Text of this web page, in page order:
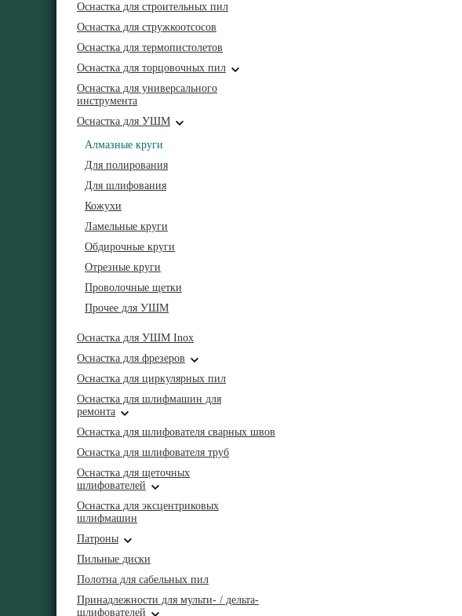
Оснастка для строительных пил
Оснастка для стружкоотсосов
Оснастка для термопистолетов
Оснастка для торцовочных пил
Оснастка для универсального
инструмента
Оснастка для УШМ
Алмазные круги
Для полирования
Для шлифования
Кожухи
Ламельные круги
Обдирочные круги
Отрезные круги
Проволочные щетки
Прочее для УШМ
Оснастка для УШМ Inox
Оснастка для фрезеров
Оснастка для циркулярных пил
Оснастка для шлифмашин для
ремонта
Оснастка для шлифователя сварных швов
Оснастка для шлифователя труб
Оснастка для щеточных
шлифователей
Оснастка для эксцентриковых
шлифмашин
Патроны
Пильные диски
Полотна для сабельных пил
Принадлежности для мульти- / дельта-
шлифователей